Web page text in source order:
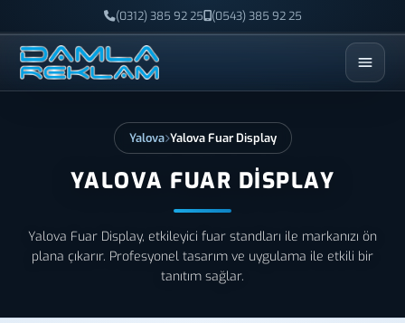
(0312) 385 92 25 (0543) 385 92 25
ESC
Yalova Yalova Fuar Display
YALOVA FUAR DISPLAY
Yalova Fuar Display, etkileyici fuar standları ile markanızı ön
plana çıkarır. Profesyonel tasarım ve uygulama ile etkili bir
tanıtım sağlar.